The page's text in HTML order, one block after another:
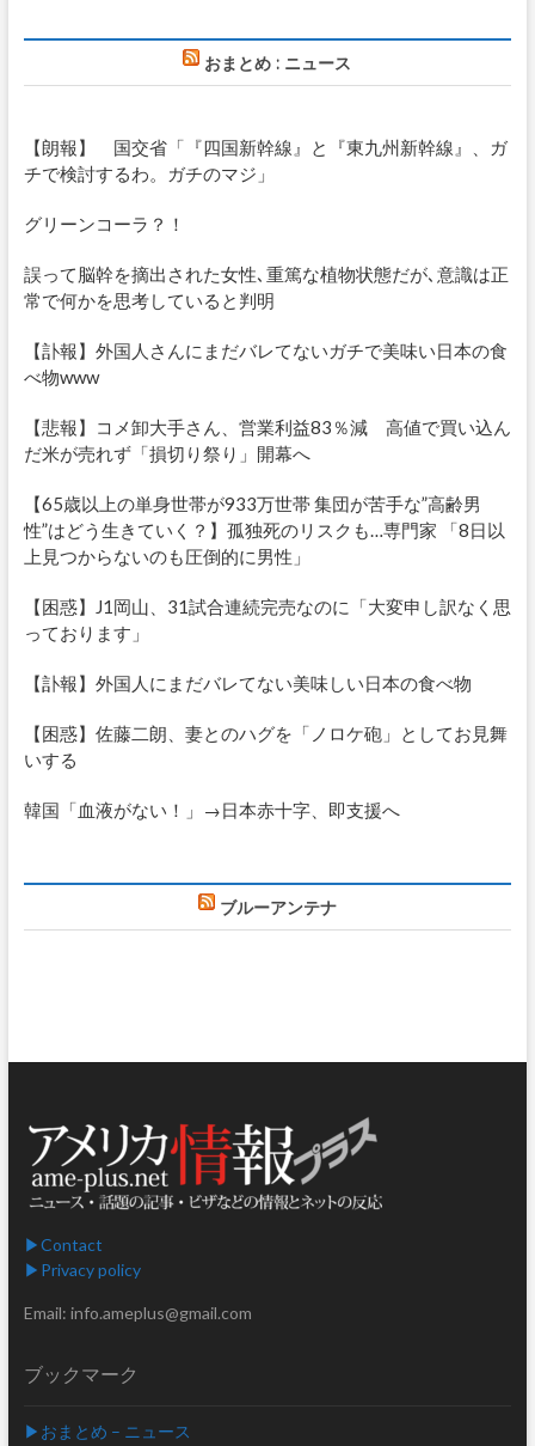
おまとめ : ニュース
【朗報】 国交省「『四国新幹線』と『東九州新幹線』、ガ
チで検討するわ。ガチのマジ」
グリーンコーラ？！
誤って脳幹を摘出された女性､重篤な植物状態だが､意識は正
常で何かを思考していると判明
【訃報】外国人さんにまだバレてないガチで美味い日本の食
べ物www
【悲報】コメ卸大手さん、営業利益83％減 高値で買い込ん
だ米が売れず「損切り祭り」開幕へ
【65歳以上の単身世帯が933万世帯 集団が苦手な”高齢男
性”はどう生きていく？】孤独死のリスクも…専門家 「8日以
上見つからないのも圧倒的に男性」
【困惑】J1岡山、31試合連続完売なのに「大変申し訳なく思
っております」
【訃報】外国人にまだバレてない美味しい日本の食べ物
【困惑】佐藤二朗、妻とのハグを「ノロケ砲」としてお見舞
いする
韓国「血液がない！」→日本赤十字、即支援へ
ブルーアンテナ
▶︎Contact
▶︎Privacy policy
Email: info.ameplus@gmail.com
ブックマーク
▶︎おまとめ – ニュース